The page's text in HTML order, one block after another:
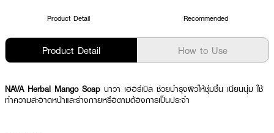
Product Detail Recommended
Product Detail How to Use
NAVA Herbal Mango Soap นาวา เฮอร์เบิล ช่วยบำรุงผิวให้ชุ่มชื่น เนียนนุ่ม ใช้
ทำความสะอาดหน้าและร่างกายหรือตามต้องการเป็นประจำ